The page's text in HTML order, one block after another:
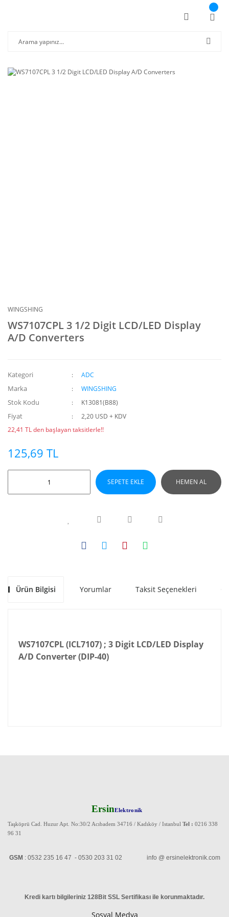
WINGSHING
WS7107CPL 3 1/2 Digit LCD/LED Display
A/D Converters
Kategori ADC
Marka WINGSHING
Stok Kodu K13081(B88)
Fiyat
2,20 USD + KDV
22,41 TL den başlayan taksitlerle!!
125,69 TL
SEPETE EKLE HEMEN AL
Ürün Bilgisi Yorumlar Taksit Seçenekleri
WS7107CPL (ICL7107) ; 3 Digit LCD/LED Display
A/D Converter (DIP-40)
ErsinElektronik
Taşköprü Cad. Huzur Apt. No:30/2 Acıbadem 34716 / Kadıköy / Istanbul Tel : 0216 338
96 31
GSM : 0532 235 16 47 - 0530 203 31 02 info @ ersinelektronik.com
Kredi kartı bilgileriniz 128Bit SSL Sertifikası ile korunmaktadır.
Sosyal Medya